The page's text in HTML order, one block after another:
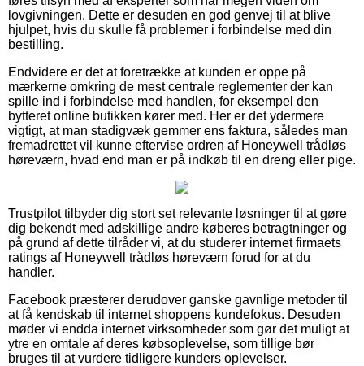
lovgivningen. Dette er desuden en god genvej til at blive
hjulpet, hvis du skulle få problemer i forbindelse med din
bestilling.
Endvidere er det at foretrække at kunden er oppe på
mærkerne omkring de mest centrale reglementer der kan
spille ind i forbindelse med handlen, for eksempel den
bytteret online butikken kører med. Her er det ydermere
vigtigt, at man stadigvæk gemmer ens faktura, således man
fremadrettet vil kunne eftervise ordren af Honeywell trådløs
høreværn, hvad end man er på indkøb til en dreng eller pige.
Trustpilot tilbyder dig stort set relevante løsninger til at gøre
dig bekendt med adskillige andre køberes betragtninger og
på grund af dette tilråder vi, at du studerer internet firmaets
ratings af Honeywell trådløs høreværn forud for at du
handler.
Facebook præsterer derudover ganske gavnlige metoder til
at få kendskab til internet shoppens kundefokus. Desuden
møder vi endda internet virksomheder som gør det muligt at
ytre en omtale af deres købsoplevelse, som tillige bør
bruges til at vurdere tidligere kunders oplevelser.